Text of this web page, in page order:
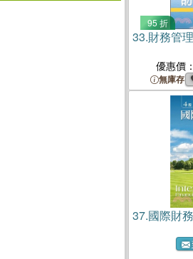
95 折
33.財務管
優惠價
無庫存
37.國際財